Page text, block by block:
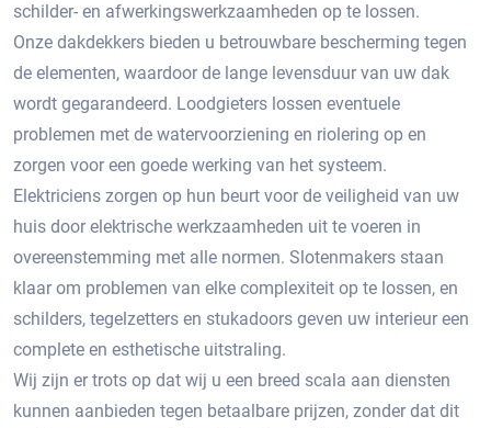
schilder- en afwerkingswerkzaamheden op te lossen.
Onze dakdekkers bieden u betrouwbare bescherming tegen
de elementen, waardoor de lange levensduur van uw dak
wordt gegarandeerd. Loodgieters lossen eventuele
problemen met de watervoorziening en riolering op en
zorgen voor een goede werking van het systeem.
Elektriciens zorgen op hun beurt voor de veiligheid van uw
huis door elektrische werkzaamheden uit te voeren in
overeenstemming met alle normen. Slotenmakers staan ​​
klaar om problemen van elke complexiteit op te lossen, en
schilders, tegelzetters en stukadoors geven uw interieur een
complete en esthetische uitstraling.
Wij zijn er trots op dat wij u een breed scala aan diensten
kunnen aanbieden tegen betaalbare prijzen, zonder dat dit